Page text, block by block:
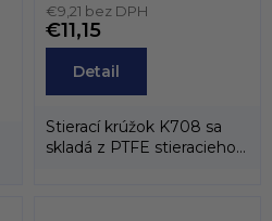
KASTAS
€9,21 bez DPH
€11,15
Detail
Stierací krúžok K708 sa
skladá z PTFE stieracieho